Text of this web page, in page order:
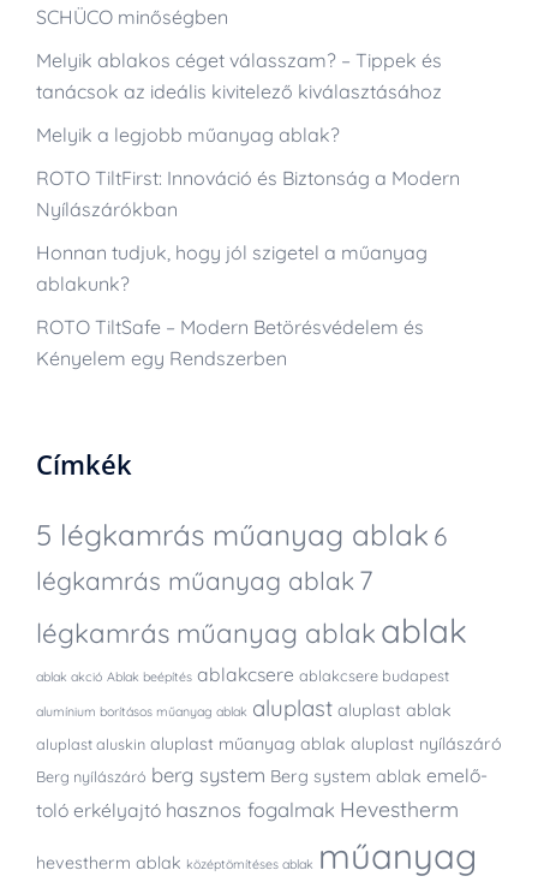
SCHÜCO minőségben
Melyik ablakos céget válasszam? – Tippek és
tanácsok az ideális kivitelező kiválasztásához
Melyik a legjobb műanyag ablak?
ROTO TiltFirst: Innováció és Biztonság a Modern
Nyílászárókban
Honnan tudjuk, hogy jól szigetel a műanyag
ablakunk?
ROTO TiltSafe – Modern Betörésvédelem és
Kényelem egy Rendszerben
Címkék
5 légkamrás műanyag ablak 6
légkamrás műanyag ablak7
légkamrás műanyag ablak ablak
ablak akció Ablak beépítés ablakcsere ablakcsere budapest
alumínium borításos műanyag ablak aluplast aluplast ablak
aluplast aluskin aluplast műanyag ablak aluplast nyílászáró
Berg nyílászáró berg system Berg system ablak emelő-
toló erkélyajtó hasznos fogalmak Hevestherm
hevestherm ablak középtömítéses ablak műanyag